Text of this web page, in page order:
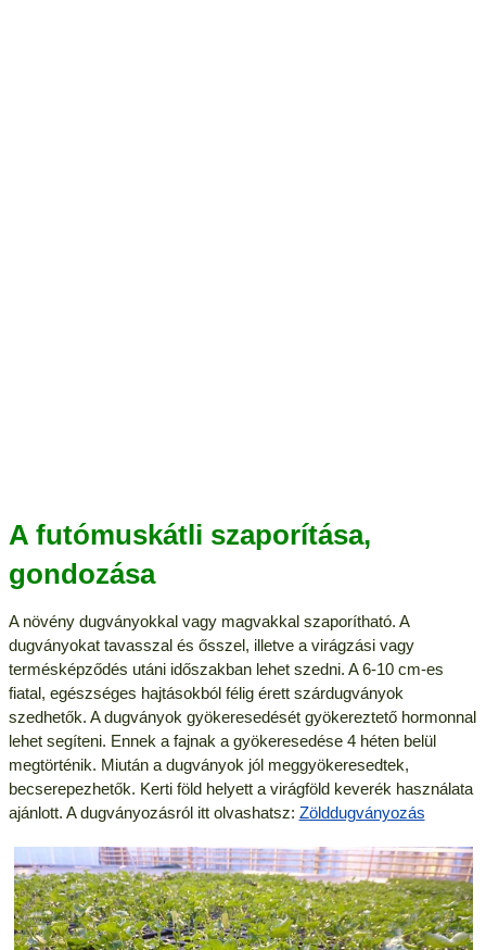
A futómuskátli szaporítása,
gondozása
A növény dugványokkal vagy magvakkal szaporítható. A
dugványokat tavasszal és ősszel, illetve a virágzási vagy
termésképződés utáni időszakban lehet szedni. A 6-10 cm-es
fiatal, egészséges hajtásokból félig érett szárdugványok
szedhetők. A dugványok gyökeresedését gyökereztető hormonnal
lehet segíteni. Ennek a fajnak a gyökeresedése 4 héten belül
megtörténik. Miután a dugványok jól meggyökeresedtek,
becserepezhetők. Kerti föld helyett a virágföld keverék használata
ajánlott. A dugványozásról itt olvashatsz: Zölddugványozás